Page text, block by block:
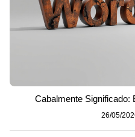
Cabalmente Significado:
26/05/